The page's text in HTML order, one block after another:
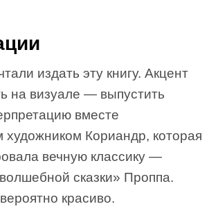
издать эту книгу. Акцент
на визуале — выпустить
вместе
Кориандр, которая
вечную классику —
сказки» Проппа.
красиво.